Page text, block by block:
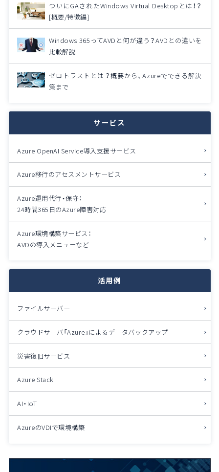
ついにGAされたWindows Virtual Desktopとは！？
[概要/特徴編]
Windows 365ってAVDと何が違う？AVDとの違いを
比較解説
ゼロトラストとは？概要から、Azureでできる解決
策まで
サービス
Azure OpenAI Service導入支援サービス
Azure移行のアセスメントサービス
Azure運用代行・保守：
24時間365日のAzure障害対応
Azure環境構築サービス：
AVDの導入メニューなど
活用例
ファイルサーバー
クラウドサーバ「Azure」によるデータバックアップ
災害復旧サービス
Azure Stack
AI・IoT
AzureのVDIで環境構築